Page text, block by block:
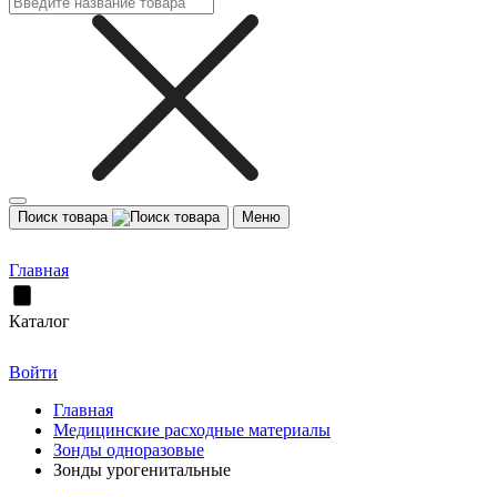
Поиск товара Меню
Главная
Каталог
Войти
Главная
Медицинские расходные материалы
Зонды одноразовые
Зонды урогенитальные